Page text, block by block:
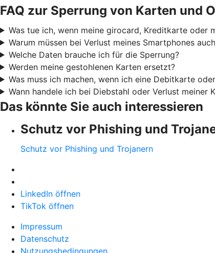
FAQ zur Sperrung von Karten und
Was tue ich, wenn meine girocard, Kreditkarte oder
Warum müssen bei Verlust meines Smartphones
Welche Daten brauche ich für die Sperrung?
Werden meine gestohlenen Karten ersetzt?
Was muss ich machen, wenn ich eine Debitkarte
Wann handele ich bei Diebstahl oder Verlust
Das könnte Sie auch interessieren
Schutz vor Phishing und
Schutz vor Phishing und Trojanern
LinkedIn öffnen
TikTok öffnen
Impressum
Datenschutz
Nutzungsbedingungen